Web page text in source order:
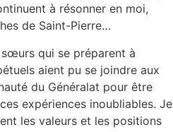
à résonner en moi,
de Saint-Pierre…
qui se préparent à
aient pu se joindre aux
du Généralat pour être
expériences inoubliables. Je
les valeurs et les positions